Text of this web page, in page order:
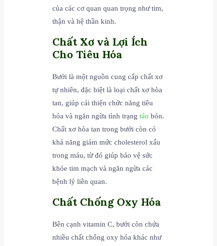
của các cơ quan quan trọng như tim,
thận và hệ thần kinh.
Chất Xơ và Lợi Ích
Cho Tiêu Hóa
Bưởi là một nguồn cung cấp chất xơ
tự nhiên, đặc biệt là loại chất xơ hòa
tan, giúp cải thiện chức năng tiêu
hóa và ngăn ngừa tình trạngtáo bón.
Chất xơ hòa tan trong bưởi còn có
khả năng giảm mức cholesterol xấu
trong máu, từ đó giúp bảo vệ sức
khỏe tim mạch và ngăn ngừa các
bệnh lý liên quan.
Chất Chống Oxy Hóa
Bên cạnh vitamin C, bưởi còn chứa
nhiều chất chống oxy hóa khác như